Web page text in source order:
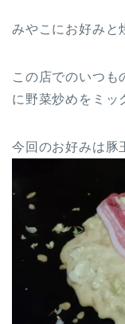
みやこにお好みと
この店でのいつも
に野菜炒めをミッ
今回のお好みは豚